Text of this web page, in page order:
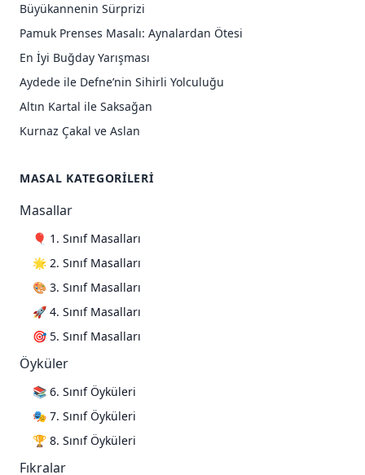
Büyükannenin Sürprizi
Pamuk Prenses Masalı: Aynalardan Ötesi
En İyi Buğday Yarışması
Aydede ile Defne’nin Sihirli Yolculuğu
Altın Kartal ile Saksağan
Kurnaz Çakal ve Aslan
MASAL KATEGORILERI
Masallar
🎈 1. Sınıf Masalları
🌟 2. Sınıf Masalları
🎨 3. Sınıf Masalları
🚀 4. Sınıf Masalları
🎯 5. Sınıf Masalları
Öyküler
📚 6. Sınıf Öyküleri
🎭 7. Sınıf Öyküleri
🏆 8. Sınıf Öyküleri
Fıkralar